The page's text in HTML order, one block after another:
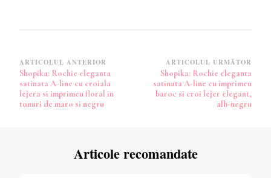
Navigare
în
articole
ARTICOLUL ANTERIOR
Shopika: Rochie eleganta
satinata A-line cu croiala
lejera si imprimeu floral in
tonuri de maro si negru
ARTICOLUL URMĂTOR
Shopika: Rochie eleganta
satinata A-line cu imprimeu
baroc si croi lejer elegant,
alb-negru
Articole recomandate